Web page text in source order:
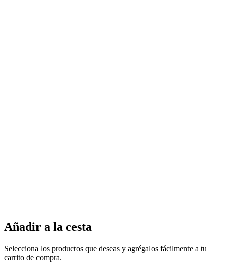
Añadir a la cesta
Selecciona los productos que deseas y agrégalos fácilmente a tu
carrito de compra.